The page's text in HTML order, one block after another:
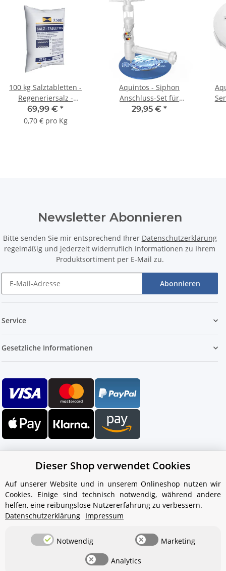
100 kg Salztabletten -
Regeneriersalz -
Siedesalz für
Enthärtungsanlagen /
69,99 €*
0,70 € pro Kg
Aquintos - Siphon
Anschluss-Set für
Haustechnik-
29,95 €*
Newsletter Abonnieren
Bitte senden Sie mir entsprechend Ihrer Datenschutzerklärung
regelmäßig und jederzeit widerruflich Informationen zu Ihrem
Produktsortiment per E-Mail zu.
Abonnieren
Service
Gesetzliche Informationen
Ihr WhatsApp-Kontakt zum
Service Team
von Aquintos-Wasseraufbereitung
Hallo und herzlich willkommen
Dieser Shop verwendet Cookies
Auf unserer Website und in unserem Onlineshop nutzen wir
Cookies. Einige sind technisch notwendig, während andere
helfen, eine reibungslose Nutzererfahrung zu verbessern.
Datenschutzerklärung Impressum
Notwendig Marketing
Analytics